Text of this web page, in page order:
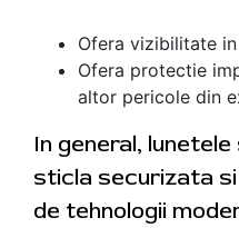
Ofera vizibilitate
Ofera protectie
altor pericole din
In general,
sticla securizata si
de tehnologii